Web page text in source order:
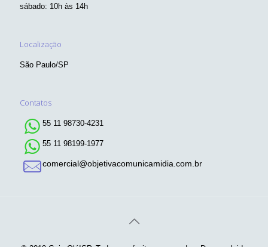
sábado: 10h às 14h
Localização
São Paulo/SP
Contatos
55 11 98730-4231
55 11 98199-1977
comercial@objetivacomunicamidia.com.br